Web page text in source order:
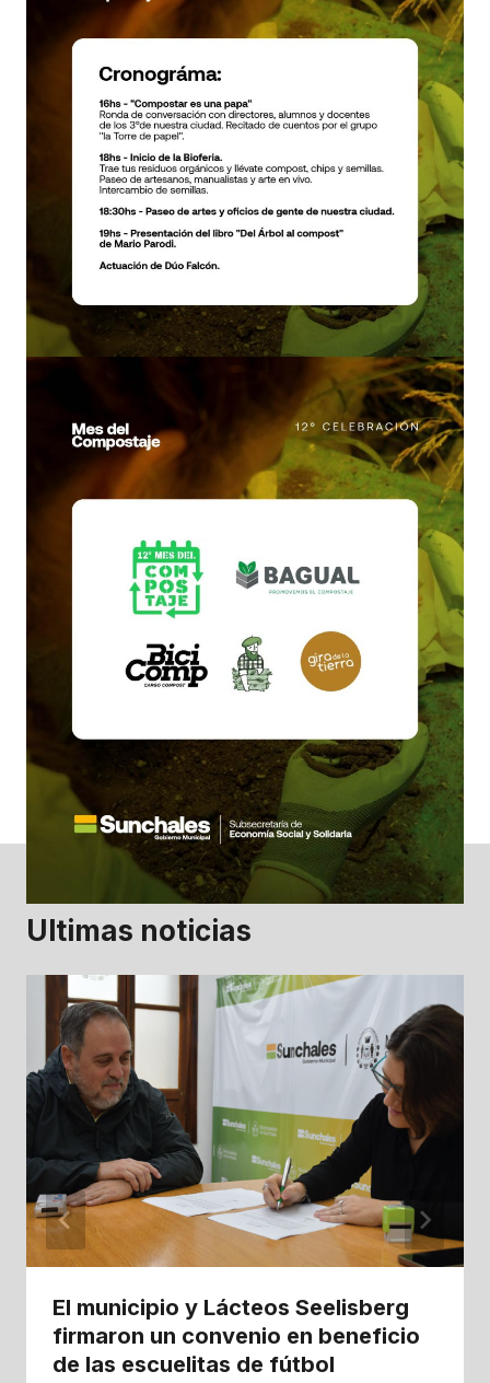
Ultimas noticias
El municipio y Lácteos Seelisberg
firmaron un convenio en beneficio
de las escuelitas de fútbol